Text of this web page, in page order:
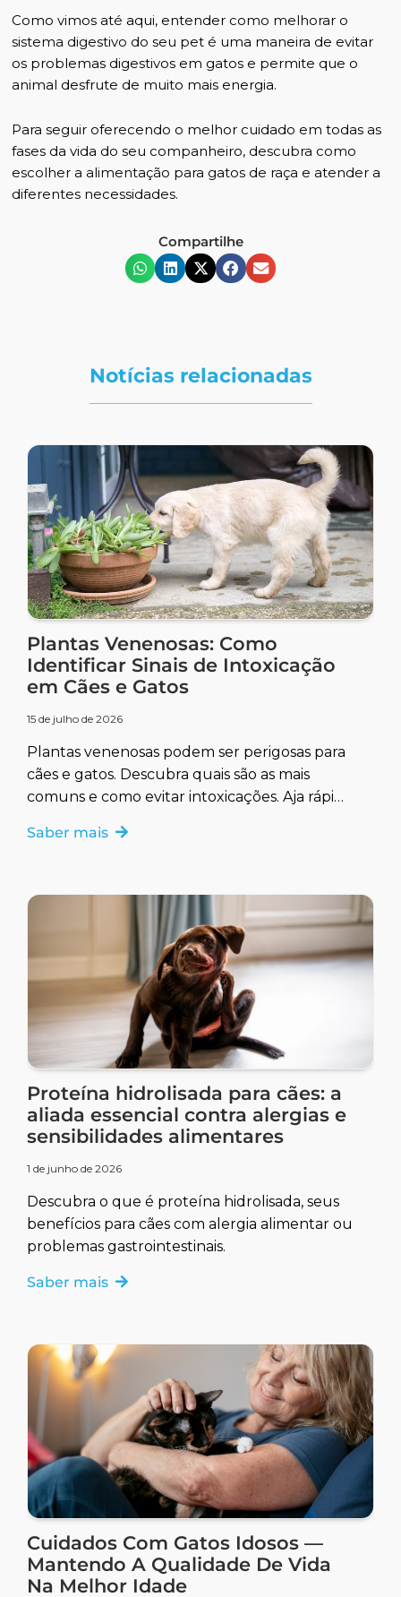
Como vimos até aqui, entender como melhorar o
sistema digestivo do seu pet é uma maneira de evitar
os problemas digestivos em gatos e permite que o
animal desfrute de muito mais energia.
Para seguir oferecendo o melhor cuidado em todas as
fases da vida do seu companheiro, descubra como
escolher a alimentação para gatos de raça e atender a
diferentes necessidades.
Compartilhe
Notícias relacionadas
Plantas Venenosas: Como
Identificar Sinais de Intoxicação
em Cães e Gatos
15 de julho de 2026
Plantas venenosas podem ser perigosas para
cães e gatos. Descubra quais são as mais
comuns e como evitar intoxicações. Aja rápido
Saber mais
Proteína hidrolisada para cães: a
aliada essencial contra alergias e
sensibilidades alimentares
1 de junho de 2026
Descubra o que é proteína hidrolisada, seus
benefícios para cães com alergia alimentar ou
problemas gastrointestinais.
Saber mais
Cuidados Com Gatos Idosos —
Mantendo A Qualidade De Vida
Na Melhor Idade